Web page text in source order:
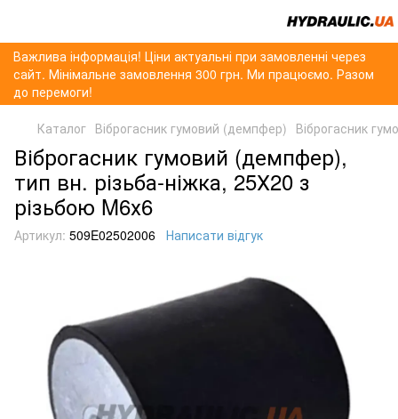
Важлива інформація! Ціни актуальні при замовленні через
сайт. Мінімальне замовлення 300 грн. Ми працюємо. Разом
до перемоги!
Каталог Віброгасник гумовий (демпфер) Віброгасник
Віброгасник гумовий (демпфер),
тип вн. різьба-ніжка, 25Х20 з
різьбою M6х6
Артикул: 509E02502006 Написати відгук